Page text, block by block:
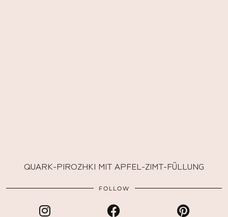
QUARK-PIROZHKI MIT APFEL-ZIMT-FÜLLUNG
FOLLOW